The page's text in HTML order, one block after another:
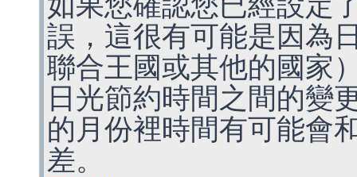
誤，這很有可能是因為
聯合王國或其他的國家
日光節約時間之間的變
的月份裡時間有可能會
差。